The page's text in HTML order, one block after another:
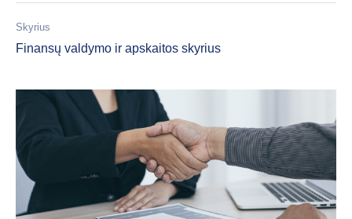
Skyrius
Finansų valdymo ir apskaitos skyrius